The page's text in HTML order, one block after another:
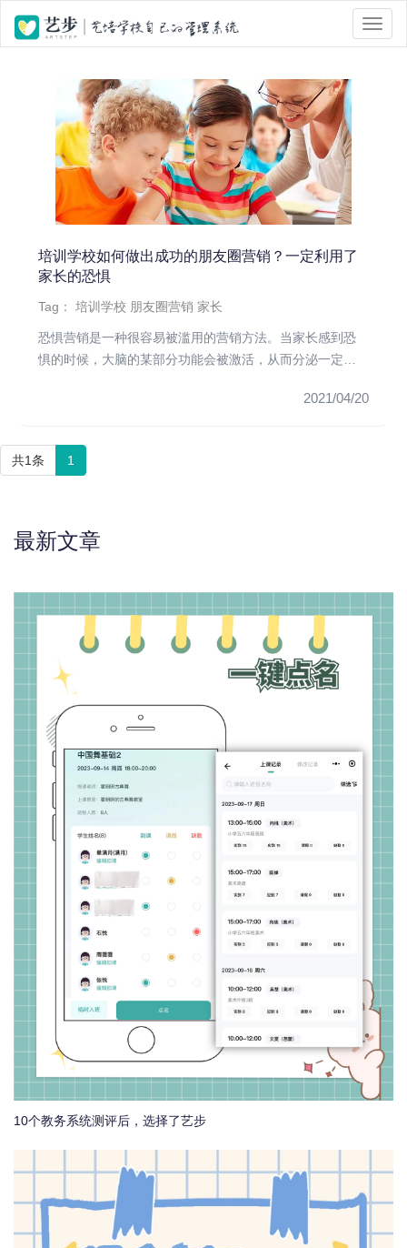
位置 : 首页 > Tag 标签页面 > 朋友圈营销
培训学校如何做出成功的朋友圈营销？一定利用了
家长的恐惧
Tag：培训学校 朋友圈营销 家长
恐惧营销是一种很容易被滥用的营销方法。当家长感到恐
惧的时候，大脑的某部分功能会被激活，从而分泌一定的
2021/04/20
共1条 1
最新文章
10个教务系统测评后，选择了艺步